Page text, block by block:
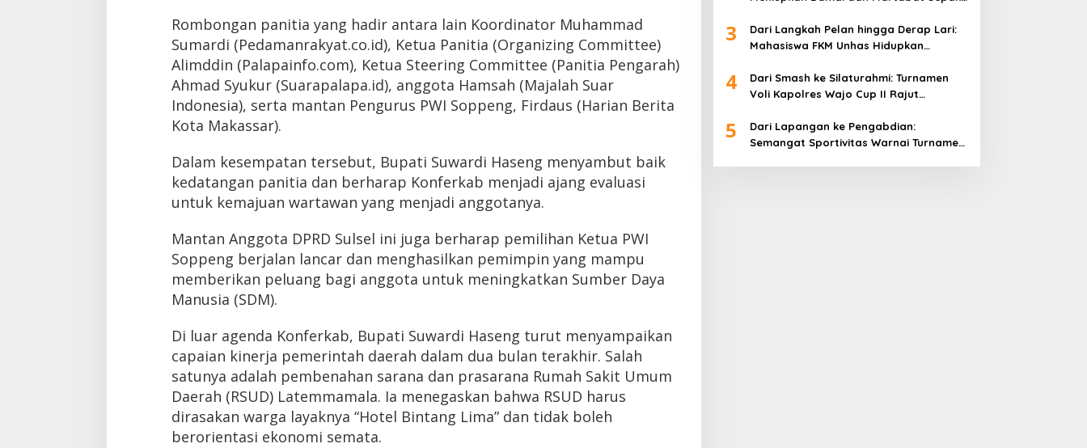
Rombongan panitia yang hadir antara lain Koordinator Muhammad
Sumardi (Pedamanrakyat.co.id), Ketua Panitia (Organizing Committee)
Alimddin (Palapainfo.com), Ketua Steering Committee (Panitia Pengarah)
Ahmad Syukur (Suarapalapa.id), anggota Hamsah (Majalah Suar
Indonesia), serta mantan Pengurus PWI Soppeng, Firdaus (Harian Berita
Kota Makassar).
Dalam kesempatan tersebut, Bupati Suwardi Haseng menyambut baik
kedatangan panitia dan berharap Konferkab menjadi ajang evaluasi
untuk kemajuan wartawan yang menjadi anggotanya.
Mantan Anggota DPRD Sulsel ini juga berharap pemilihan Ketua PWI
Soppeng berjalan lancar dan menghasilkan pemimpin yang mampu
memberikan peluang bagi anggota untuk meningkatkan Sumber Daya
Manusia (SDM).
Di luar agenda Konferkab, Bupati Suwardi Haseng turut menyampaikan
capaian kinerja pemerintah daerah dalam dua bulan terakhir. Salah
satunya adalah pembenahan sarana dan prasarana Rumah Sakit Umum
Daerah (RSUD) Latemmamala. Ia menegaskan bahwa RSUD harus
dirasakan warga layaknya “Hotel Bintang Lima” dan tidak boleh
berorientasi ekonomi semata.
3
Dari Langkah Pelan hingga Derap Lari:
Mahasiswa FKM Unhas Hidupkan
4
Dari Smash ke Silaturahmi: Turnamen
Voli Kapolres Wajo Cup II Rajut
80
5
Dari Lapangan ke Pengabdian:
Semangat Sportivitas Warnai Turnamen